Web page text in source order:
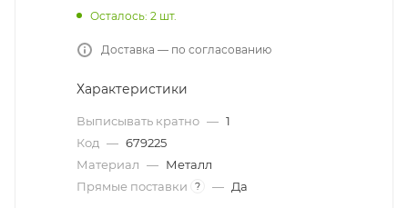
Осталось: 2 шт.
Доставка — по согласованию
Характеристики
Выписывать кратно — 1
Код — 679225
Материал — Металл
Прямые поставки
? — Да